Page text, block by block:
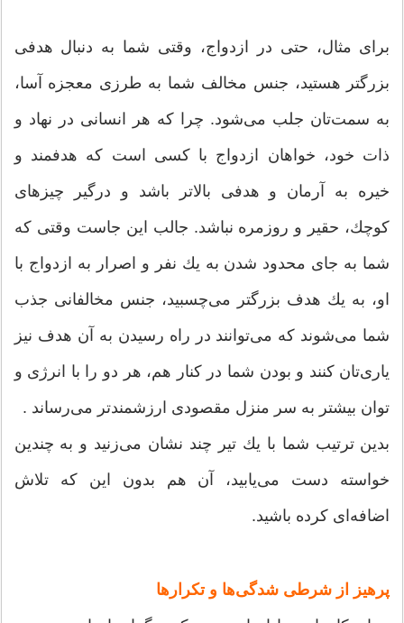
برای مثال‌‌، حتی در ازدواج، وقتی شما به دنبال هدفی
بزرگتر هستید، جنس مخالف شما به طرزی معجزه آسا‌‌،
به سمت‌تان جلب می‌‌شود. چرا كه هر انسانی در نهاد و
ذات خود‌‌، خواهان ازدواج با كسی است كه هدفمند و
خیره به آرمان و هدفی بالاتر باشد و درگیر چیزهای
كوچك‌‌، حقیر و روزمره نباشد. جالب این جاست وقتی كه
شما به جای محدود شدن به یك نفر و اصرار به ازدواج با
او‌‌، به یك هدف بزرگتر می‌‌چسبید‌‌، جنس مخالفانی جذب
شما می‌‌شوند كه می‌‌توانند در راه رسیدن به آن هدف نیز
یاری‌تان كنند و بودن شما در كنار هم‌‌، هر دو را با انرژی و
توان بیشتر به سر منزل مقصودی ارزشمندتر می‌‌رساند .
بدین ترتیب شما با یك تیر چند نشان می‌‌زنید و به چندین
خواسته دست می‌‌یابید‌‌، آن هم بدون این كه تلاش
اضافه‌ای كرده باشید.
پرهیز از شرطی شدگی‌‌ها و تكرارها